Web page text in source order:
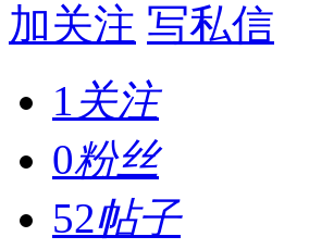
加关注 写私信
1 关注
0粉丝
52帖子